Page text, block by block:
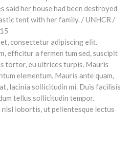
consectetur adipiscing elit.
efficitur a fermen tum sed, suscipit
tortor, eu ultrices turpis. Mauris
elementum. Mauris ante quam,
lacinia sollicitudin mi. Duis facilisis
tellus sollicitudin tempor.
lobortis, ut pellentesque lectus